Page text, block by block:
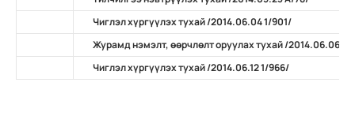
Чиглэл хүргүүлэх тухай /2014.06.04 1/901/
Журамд нэмэлт, өөрчлөлт оруулах тухай /2014.06.06
Чиглэл хүргүүлэх тухай /2014.06.12 1/966/